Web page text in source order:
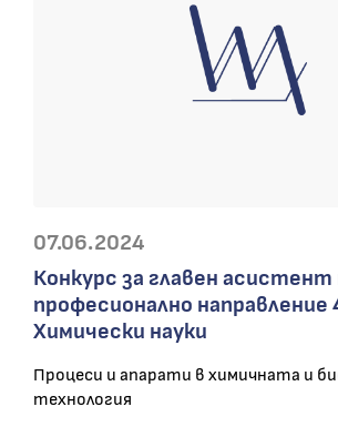
07.06.2024
Конкурс за главен асистент
професионално направление
Химически науки
Процеси и апарати в химичната и
технология